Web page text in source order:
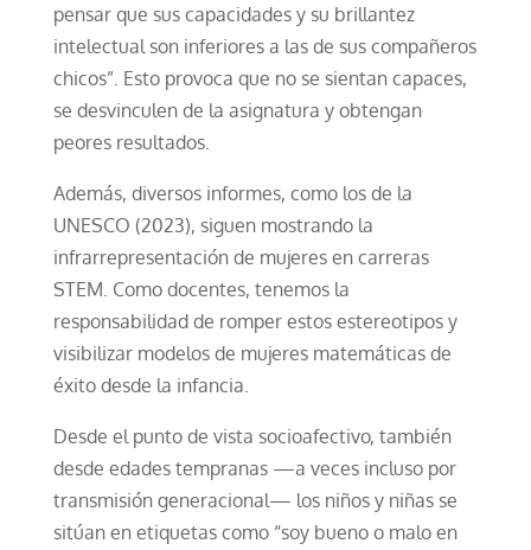
pensar que sus capacidades y su brillantez
intelectual son inferiores a las de sus compañeros
chicos”. Esto provoca que no se sientan capaces,
se desvinculen de la asignatura y obtengan
peores resultados.
Además, diversos informes, como los de la
UNESCO (2023), siguen mostrando la
infrarrepresentación de mujeres en carreras
STEM. Como docentes, tenemos la
responsabilidad de romper estos estereotipos y
visibilizar modelos de mujeres matemáticas de
éxito desde la infancia.
Desde el punto de vista socioafectivo, también
desde edades tempranas —a veces incluso por
transmisión generacional— los niños y niñas se
sitúan en etiquetas como “soy bueno o malo en